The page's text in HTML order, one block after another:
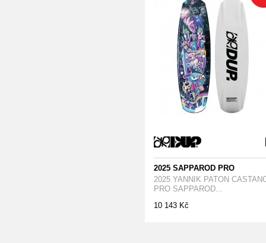
2025 SAPPAROD PRO
2025 YANNIK PATON
PRO SAPPAROD...
10 143 Kč